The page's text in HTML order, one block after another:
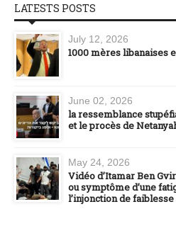
LATESTS POSTS
July 12, 2026
1000 mères libanaises
June 02, 2026
la ressemblance
et le procès de
May 24, 2026
Vidéo d’Itamar Ben
ou symptôme d’une
l’injonction de faiblesse